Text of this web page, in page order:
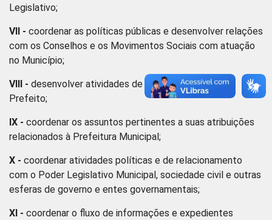
Legislativo;
VII - coordenar as políticas públicas e desenvolver relações
com os Conselhos e os Movimentos Sociais com atuação
no Município;
VIII - desenvolver atividades de assessoria ao Vice-
Prefeito;
IX - coordenar os assuntos pertinentes a suas atribuições
relacionados à Prefeitura Municipal;
X - coordenar atividades políticas e de relacionamento
com o Poder Legislativo Municipal, sociedade civil e outras
esferas de governo e entes governamentais;
XI - coordenar o fluxo de informações e expedientes